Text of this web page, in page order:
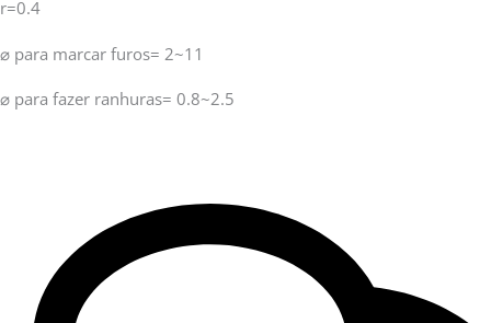
r=0.4
⌀ para marcar furos= 2~11
⌀ para fazer ranhuras= 0.8~2.5